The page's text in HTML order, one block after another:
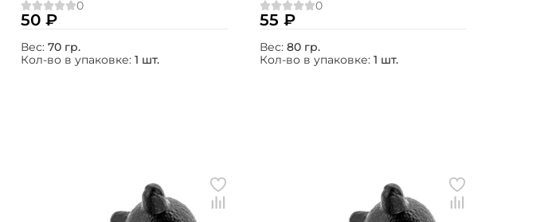
50 ₽
Вес: 70 гр.
Кол-во в упаковке: 1 шт.
55 ₽
Вес: 80 гр.
Кол-во в упаковке: 1 шт.